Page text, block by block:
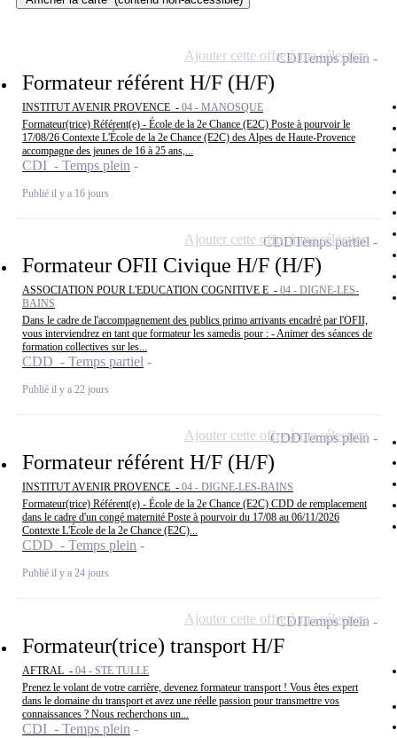
Formateur référent H/F (H/F)
INSTITUT AVENIR PROVENCE - 04 - MANOSQUE
Formateur(trice) Référent(e) - École de la 2e Chance (E2C) Poste à pourvoir le
17/08/26 Contexte L'École de la 2e Chance (E2C) des Alpes de Haute-Provence
accompagne des jeunes de 16 à 25 ans,...
CDI - Temps plein
Publié il y a 16 jours
CDITemps plein
Ajouter cette offre à ma sélection
Formateur OFII Civique H/F (H/F)
ASSOCIATION POUR L'EDUCATION COGNITIVE E - 04 - DIGNE-LES-
BAINS
Dans le cadre de l'accompagnement des publics primo arrivants encadré par l'OFII,
vous interviendrez en tant que formateur les samedis pour : - Animer des séances de
formation collectives sur les...
CDD - Temps partiel
Publié il y a 22 jours
CDDTemps partiel
Ajouter cette offre à ma sélection
Formateur référent H/F (H/F)
INSTITUT AVENIR PROVENCE - 04 - DIGNE-LES-BAINS
Formateur(trice) Référent(e) - École de la 2e Chance (E2C) CDD de remplacement
dans le cadre d'un congé maternité Poste à pourvoir du 17/08 au 06/11/2026
Contexte L'École de la 2e Chance (E2C)...
CDD - Temps plein
Publié il y a 24 jours
CDDTemps plein
Ajouter cette offre à ma sélection
Formateur(trice) transport H/F
AFTRAL - 04 - STE TULLE
Prenez le volant de votre carrière, devenez formateur transport ! Vous êtes expert
dans le domaine du transport et avez une réelle passion pour transmettre vos
connaissances ? Nous recherchons un...
CDI - Temps plein
CDITemps plein
Ajouter cette offre à ma sélection